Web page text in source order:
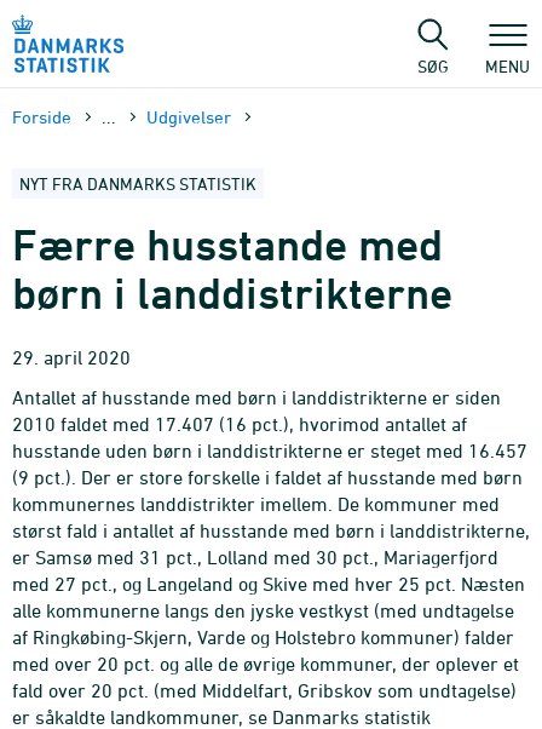
sidens
SØG MENU
Forside Udgivelser
NYT FRA DANMARKS STATISTIK
Færre husstande med
børn i landdistrikterne
29. april 2020
Antallet af husstande med børn i landdistrikterne er siden
2010 faldet med 17.407 (16 pct.), hvorimod antallet af
husstande uden børn i landdistrikterne er steget med 16.457
(9 pct.). Der er store forskelle i faldet af husstande med børn
kommunernes landdistrikter imellem. De kommuner med
størst fald i antallet af husstande med børn i landdistrikterne,
er Samsø med 31 pct., Lolland med 30 pct., Mariagerfjord
med 27 pct., og Langeland og Skive med hver 25 pct. Næsten
alle kommunerne langs den jyske vestkyst (med undtagelse
af Ringkøbing-Skjern, Varde og Holstebro kommuner) falder
med over 20 pct. og alle de øvrige kommuner, der oplever et
fald over 20 pct. (med Middelfart, Gribskov som undtagelse)
er såkaldte landkommuner, se Danmarks statistik